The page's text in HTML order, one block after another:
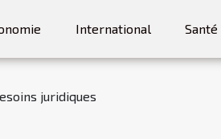
International Santé
juridiques